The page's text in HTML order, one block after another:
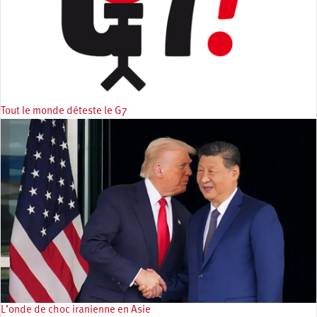
Tout le monde déteste le G7
L’onde de choc iranienne en Asie